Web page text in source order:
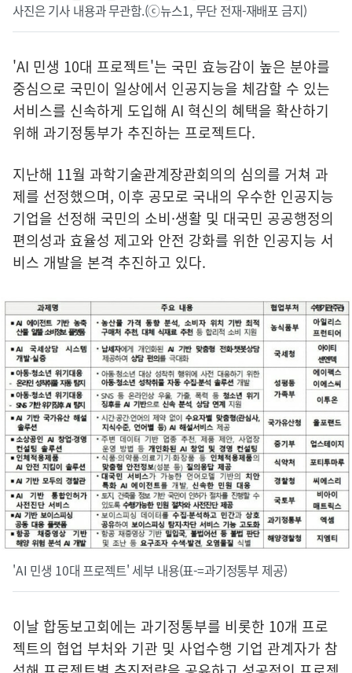
사진은 기사 내용과 무관함.(ⓒ뉴스1, 무단 전재-재배포 금지)
'AI 민생 10대 프로젝트'는 국민 효능감이 높은 분야를
중심으로 국민이 일상에서 인공지능을 체감할 수 있는
서비스를 신속하게 도입해 AI 혁신의 혜택을 확산하기
위해 과기정통부가 추진하는 프로젝트다.
지난해 11월 과학기술관계장관회의의 심의를 거쳐 과
제를 선정했으며, 이후 공모로 국내의 우수한 인공지능
기업을 선정해 국민의 소비·생활 및 대국민 공공행정의
편의성과 효율성 제고와 안전 강화를 위한 인공지능 서
비스 개발을 본격 추진하고 있다.
'AI 민생 10대 프로젝트' 세부 내용(표-=과기정통부 제공)
이날 합동보고회에는 과기정통부를 비롯한 10개 프로
젝트의 협업 부처와 기관 및 사업수행 기업 관계자가 참